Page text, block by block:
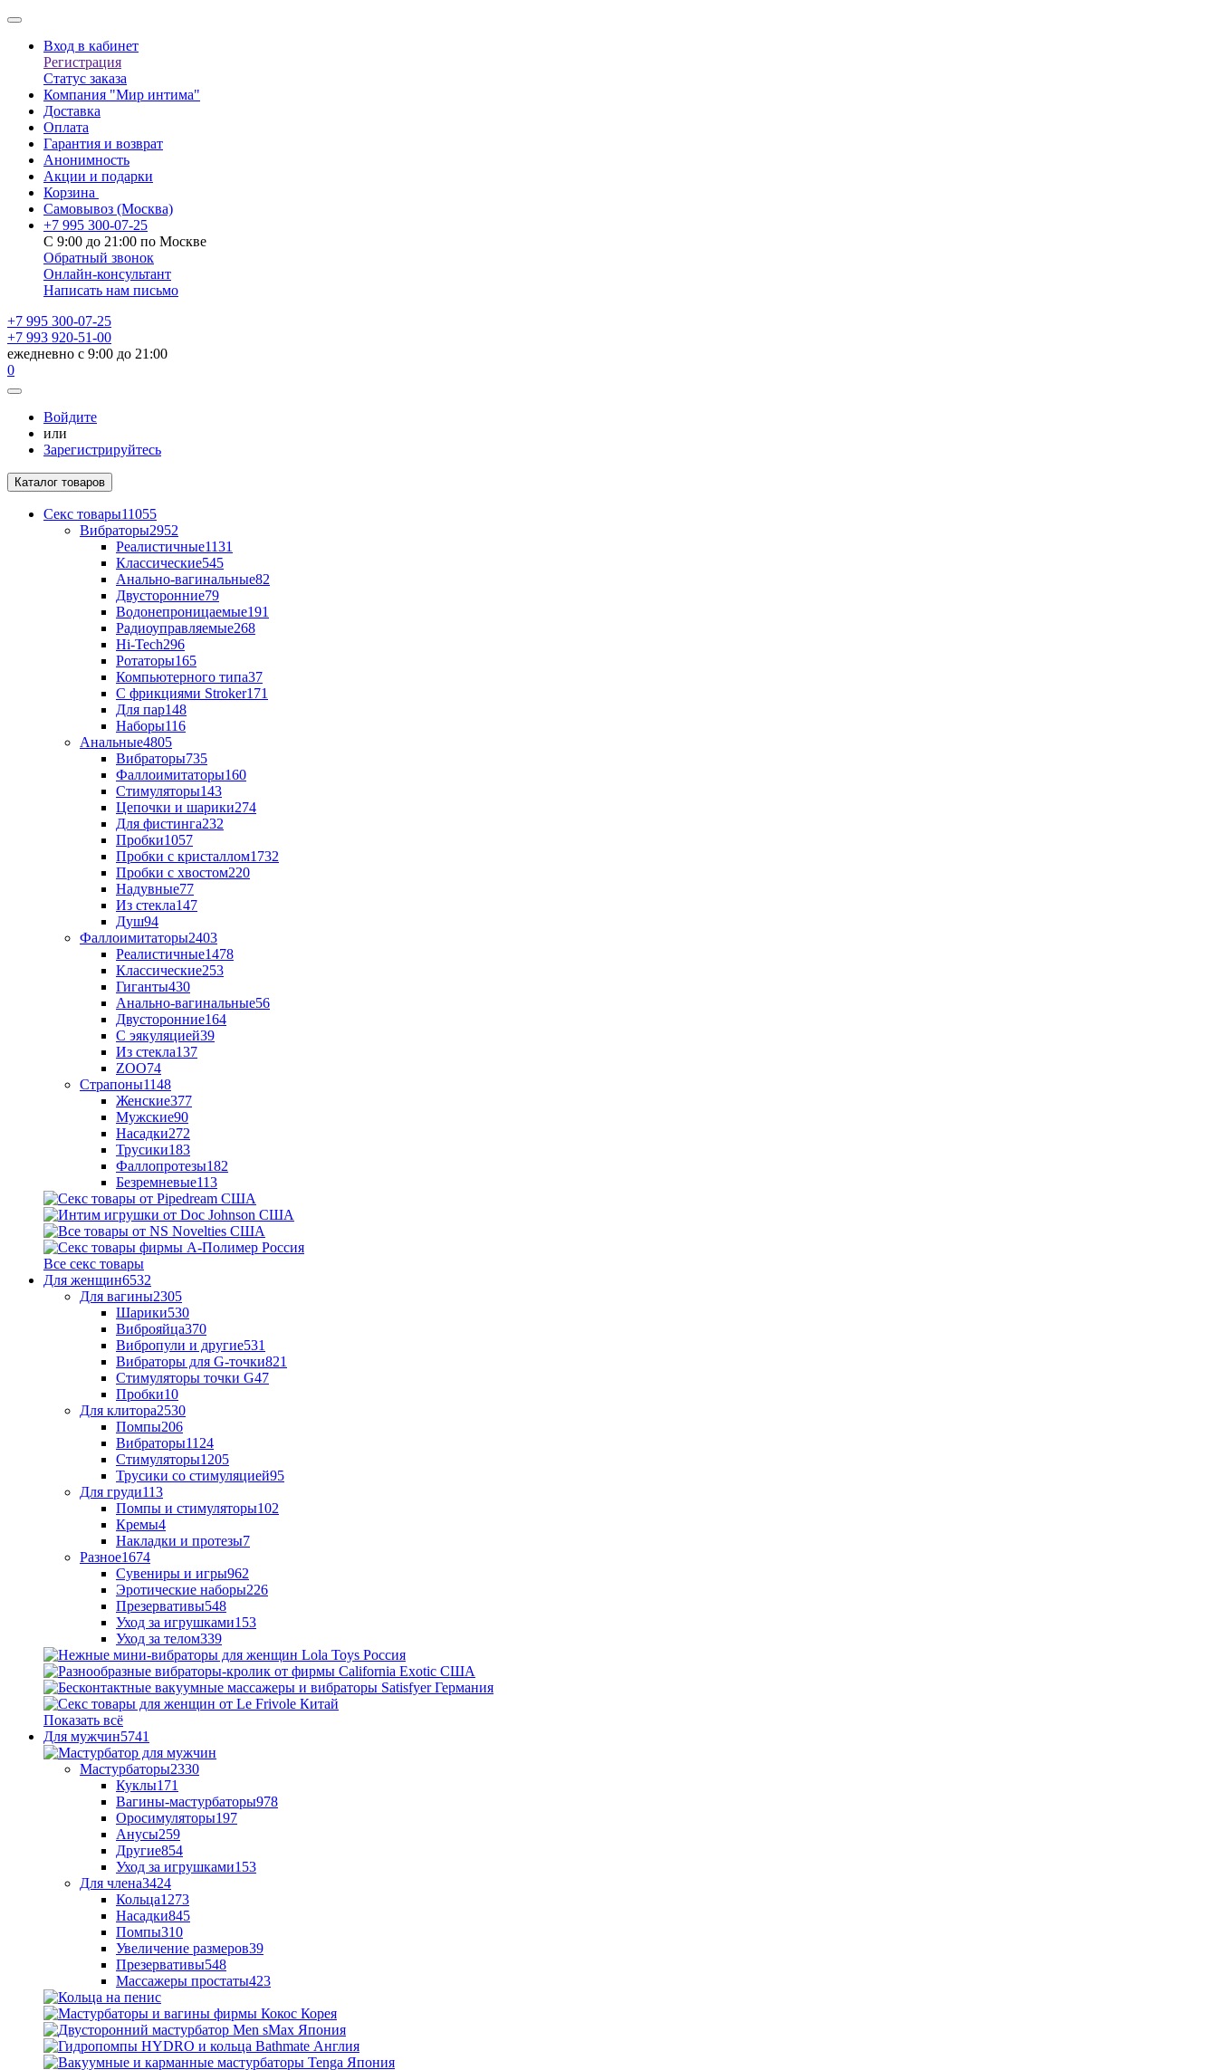
Вход в кабинет
Регистрация
Статус заказа
Компания "Мир интима"
Доставка
Оплата
Гарантия и возврат
Анонимность
Акции и подарки
Корзина
Самовывоз (Москва)
+7 995 300-07-25
С 9:00 до 21:00 по Москве
Обратный звонок
Онлайн-консультант
Написать нам письмо
+7 995 300-07-25
+7 993 920-51-00
ежедневно с 9:00 до 21:00
0
Войдите
или
Зарегистрируйтесь
Каталог товаров
Секс товары11055
Вибраторы2952
Реалистичные1131
Классические545
Анально-вагинальные82
Двусторонние79
Водонепроницаемые191
Радиоуправляемые268
Hi-Tech296
Ротаторы165
Компьютерного типа37
С фрикциями Stroker171
Для пар148
Наборы116
Анальные4805
Вибраторы735
Фаллоимитаторы160
Стимуляторы143
Цепочки и шарики274
Для фистинга232
Пробки1057
Пробки с кристаллом1732
Пробки с хвостом220
Надувные77
Из стекла147
Душ94
Фаллоимитаторы2403
Реалистичные1478
Классические253
Гиганты430
Анально-вагинальные56
Двусторонние164
С эякуляцией39
Из стекла137
ZOO74
Страпоны1148
Женские377
Мужские90
Насадки272
Трусики183
Фаллопротезы182
Безремневые113
Все секс товары
Для женщин6532
Для вагины2305
Шарики530
Виброяйца370
Вибропули и другие531
Вибраторы для G-точки821
Стимуляторы точки G47
Пробки10
Для клитора2530
Помпы206
Вибраторы1124
Стимуляторы1205
Трусики со стимуляцией95
Для груди113
Помпы и стимуляторы102
Кремы4
Накладки и протезы7
Разное1674
Сувениры и игры962
Эротические наборы226
Презервативы548
Уход за игрушками153
Уход за телом339
Показать всё
Для мужчин5741
Мастурбаторы2330
Куклы171
Вагины-мастурбаторы978
Оросимуляторы197
Анусы259
Другие854
Уход за игрушками153
Для члена3424
Кольца1273
Насадки845
Помпы310
Увеличение размеров39
Презервативы548
Массажеры простаты423